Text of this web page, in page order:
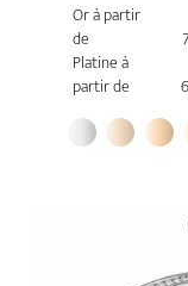
Or à partir
de
Platine à
partir de